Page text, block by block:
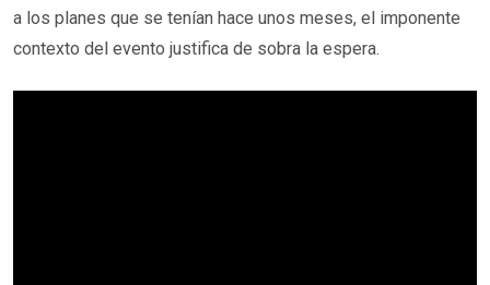
a los planes que se tenían hace unos meses, el imponente
contexto del evento justifica de sobra la espera.